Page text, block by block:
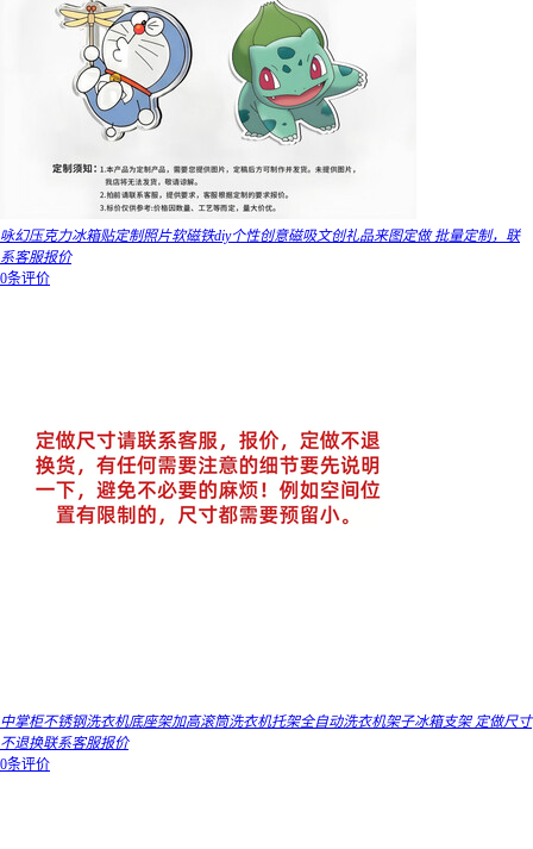
咏幻压克力冰箱贴定制照片软磁铁diy个性创意磁吸文创礼品来图定做 批量定制，联
系客服报价
0条评价
中掌柜不锈钢洗衣机底座架加高滚筒洗衣机托架全自动洗衣机架子冰箱支架 定做尺寸
不退换联系客服报价
0条评价